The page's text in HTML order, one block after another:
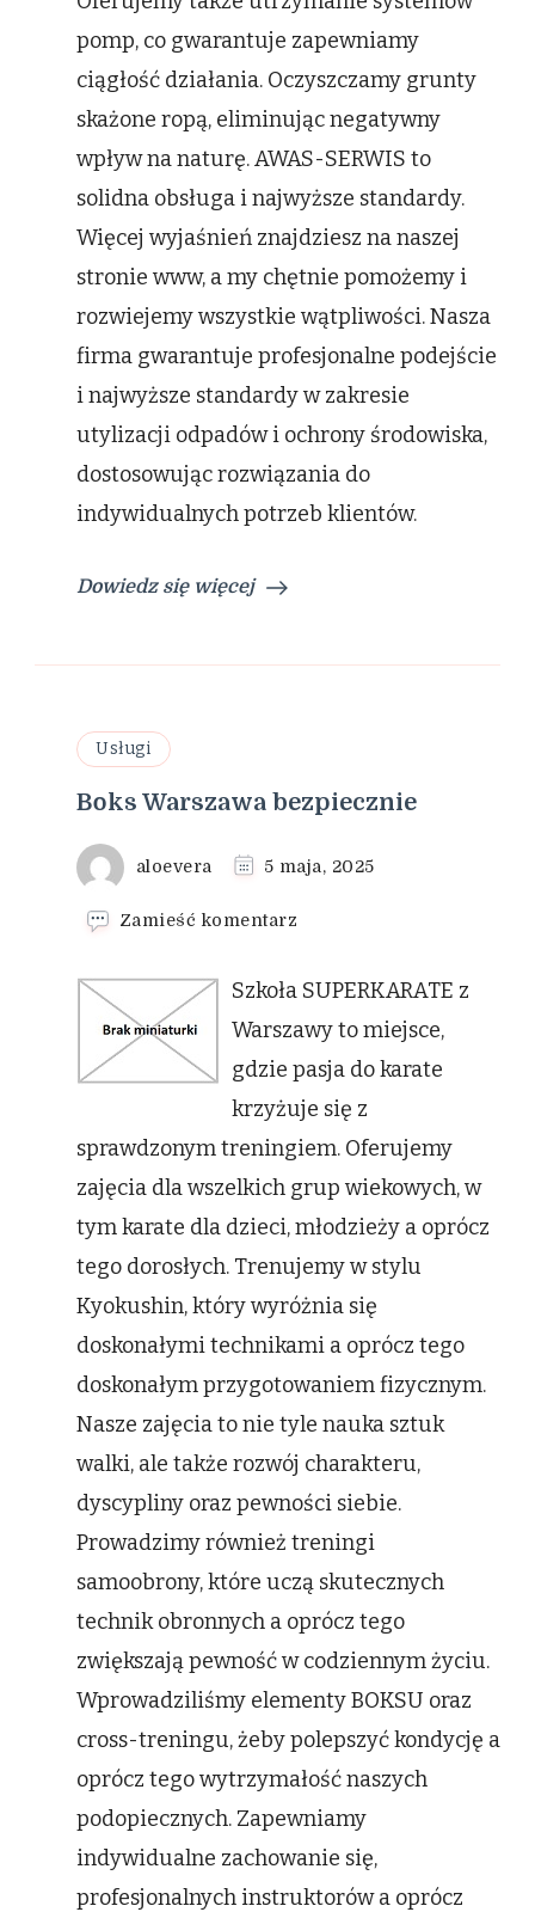
pomp, co gwarantuje zapewniamy
ciągłość działania. Oczyszczamy grunty
skażone ropą, eliminując negatywny
wpływ na naturę. AWAS-SERWIS to
solidna obsługa i najwyższe standardy.
Więcej wyjaśnień znajdziesz na naszej
stronie www, a my chętnie pomożemy i
rozwiejemy wszystkie wątpliwości. Nasza
firma gwarantuje profesjonalne podejście
i najwyższe standardy w zakresie
utylizacji odpadów i ochrony środowiska,
dostosowując rozwiązania do
indywidualnych potrzeb klientów.
Dowiedz się więcej
Usługi
Boks Warszawa bezpiecznie
aloevera 5 maja, 2025
Zamieść komentarz
Warszawa
bezpiecznie
Szkoła SUPERKARATE z
Warszawy to miejsce,
gdzie pasja do karate
krzyżuje się z
sprawdzonym treningiem. Oferujemy
zajęcia dla wszelkich grup wiekowych, w
tym karate dla dzieci, młodzieży a oprócz
tego dorosłych. Trenujemy w stylu
Kyokushin, który wyróżnia się
doskonałymi technikami a oprócz tego
doskonałym przygotowaniem fizycznym.
Nasze zajęcia to nie tyle nauka sztuk
walki, ale także rozwój charakteru,
dyscypliny oraz pewności siebie.
Prowadzimy również treningi
samoobrony, które uczą skutecznych
technik obronnych a oprócz tego
zwiększają pewność w codziennym życiu.
Wprowadziliśmy elementy BOKSU oraz
cross-treningu, żeby polepszyć kondycję a
oprócz tego wytrzymałość naszych
podopiecznych. Zapewniamy
indywidualne zachowanie się,
profesjonalnych instruktorów a oprócz